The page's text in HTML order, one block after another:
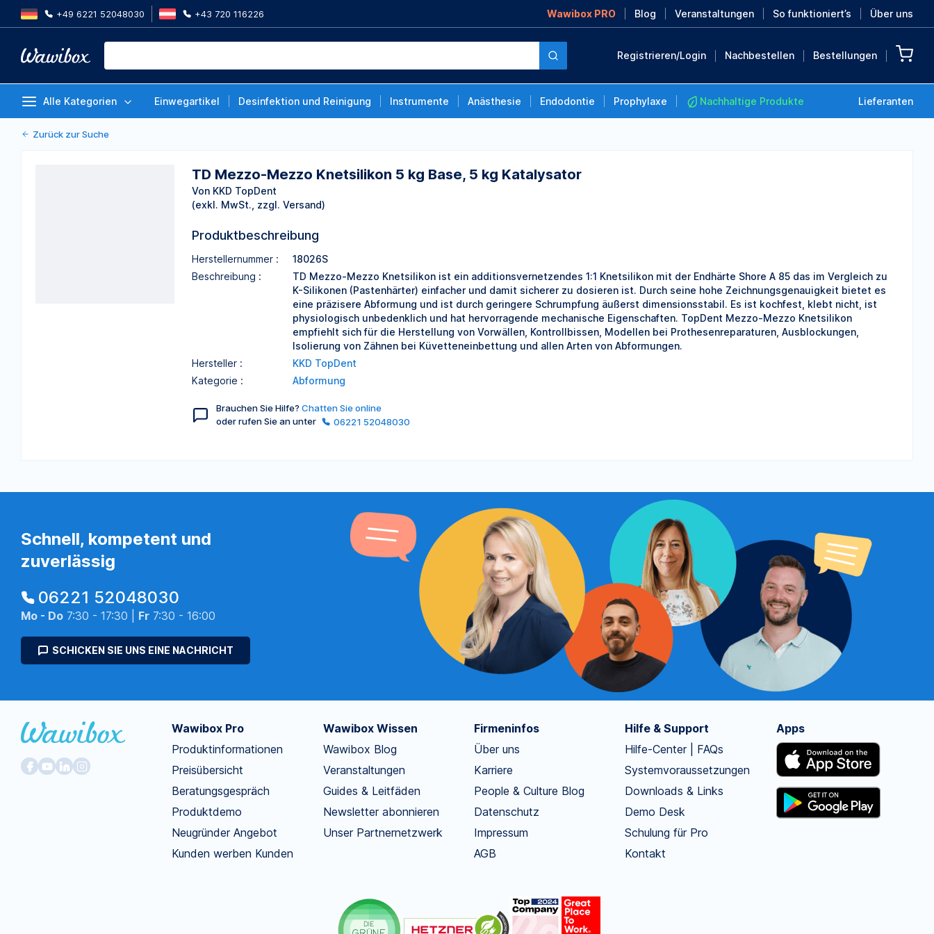
+49 6221 52048030 +43 720 116226 Wawibox PRO Blog Veranstaltungen So funktioniert’s Über uns
Registrieren/Login Nachbestellen Bestellungen
Alle Kategorien Einwegartikel Desinfektion und Reinigung Instrumente Anästhesie Endodontie Prophylaxe Nachhaltige Produkte Lieferanten
MEHR ENTDECKEN
TD Mezzo-Mezzo Knetsilikon 5 kg Base, 5 kg
Zurück zur Suche
TD Mezzo-Mezzo Knetsilikon 5 kg Base, 5 kg Katalysator
Von KKD TopDent
(exkl. MwSt., zzgl. Versand)
Produktbeschreibung
Herstellernummer :
18026S
Beschreibung :
TD Mezzo-Mezzo Knetsilikon ist ein additionsvernetzendes 1:1 Knetsilikon mit der Endhärte Shore A 85 das im Vergleich zu
K-Silikonen (Pastenhärter) einfacher und damit sicherer zu dosieren ist. Durch seine hohe Zeichnungsgenauigkeit bietet es
eine präzisere Abformung und ist durch geringere Schrumpfung äußerst dimensionsstabil. Es ist kochfest, klebt nicht, ist
physiologisch unbedenklich und hat hervorragende mechanische Eigenschaften. TopDent Mezzo-Mezzo Knetsilikon
empfiehlt sich für die Herstellung von Vorwällen, Kontrollbissen, Modellen bei Prothesenreparaturen, Ausblockungen,
Isolierung von Zähnen bei Küvetteneinbettung und allen Arten von Abformungen.
Hersteller :
KKD TopDent
Kategorie :
Abformung
Brauchen Sie Hilfe? Chatten Sie online
oder rufen Sie an unter
06221 52048030
Schnell, kompetent und
zuverlässig
06221 52048030
Mo - Do 7:30 - 17:30 | Fr 7:30 - 16:00
SCHICKEN SIE UNS EINE NACHRICHT
Wawibox Pro
Produktinformationen
Preisübersicht
Beratungsgespräch
Produktdemo
Neugründer Angebot
Kunden werben Kunden
Wawibox Wissen
Wawibox Blog
Veranstaltungen
Guides & Leitfäden
Newsletter abonnieren
Unser Partnernetzwerk
Firmeninfos
Über uns
Karriere
People & Culture Blog
Datenschutz
Impressum
AGB
Hilfe & Support
Hilfe-Center | FAQs
Systemvoraussetzungen
Downloads & Links
Demo Desk
Schulung für Pro
Kontakt
Apps